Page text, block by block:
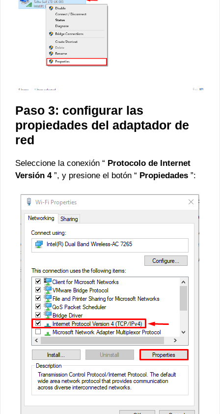
Paso 3: configurar las
propiedades del adaptador de
red
Seleccione la conexión “ Protocolo de Internet
Versión 4”, y presione el botón “ Propiedades ”: